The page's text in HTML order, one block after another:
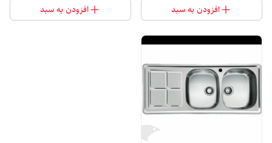
افزودن به سبد افزودن به سبد